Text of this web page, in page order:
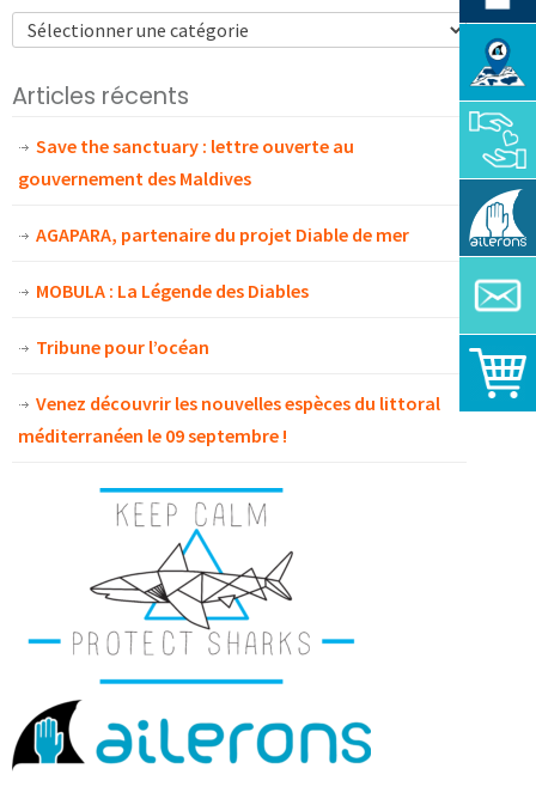
Articles récents
Save the sanctuary : lettre ouverte au
gouvernement des Maldives
AGAPARA, partenaire du projet Diable de mer
MOBULA : La Légende des Diables
Tribune pour l’océan
Venez découvrir les nouvelles espèces du littoral
méditerranéen le 09 septembre !